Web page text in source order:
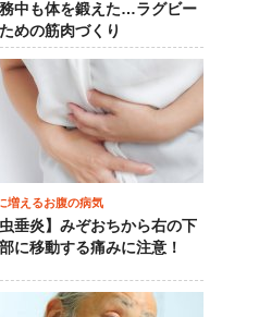
中も体を鍛えた…ラグビー
めの筋肉づくり
増えるお腹の病気
虫垂炎】みぞおちから右の下
に移動する痛みに注意！